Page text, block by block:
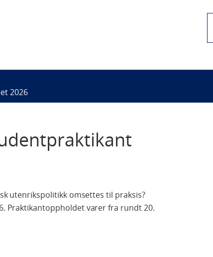
2026
utenrikspolitikk omsettes til praksis?
Praktikantoppholdet varer fra rundt 20.